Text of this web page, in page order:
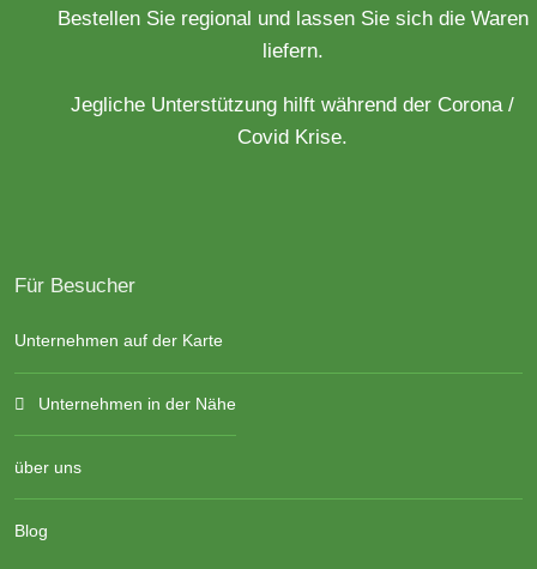
Bestellen Sie regional und lassen Sie sich die Waren
liefern.
Jegliche Unterstützung hilft während der Corona /
Covid Krise.
Für Besucher
Unternehmen auf der Karte
Unternehmen in der Nähe
über uns
Blog